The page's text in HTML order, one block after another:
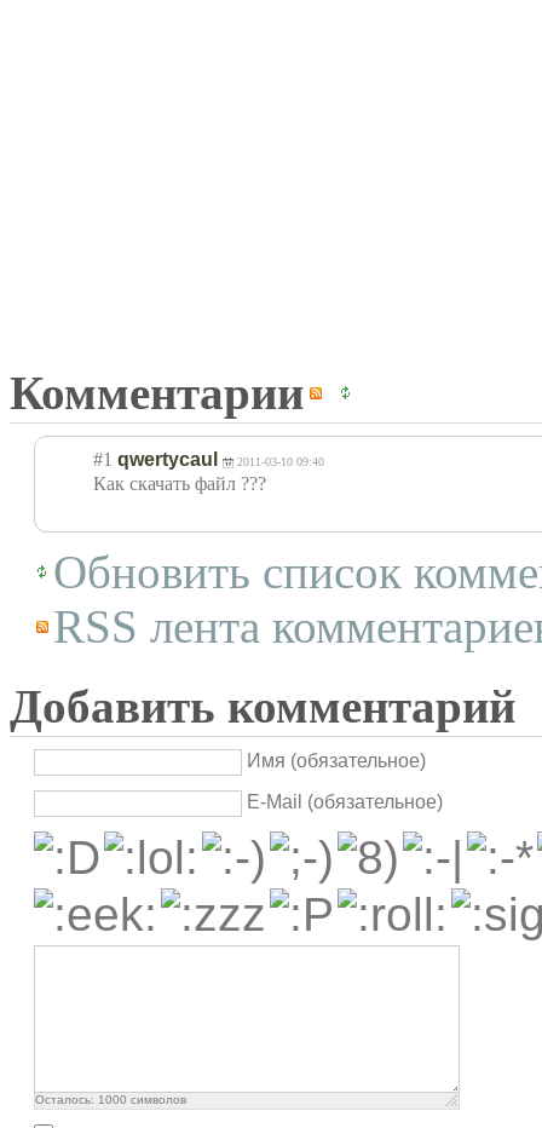
Комментарии
#1 qwertycaul 2011-03-10 09:40
Как скачать файл ???
Обновить список
RSS лента
Добавить комментарий
Имя (обязательное)
E-Mail (обязательное)
Осталось: 1000 символов